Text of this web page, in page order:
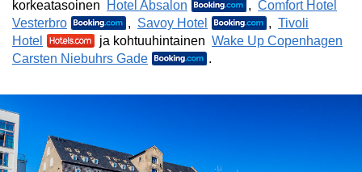
korkeatasoinen
Hotel Absalon , Comfort Hotel
Vesterbro
, Savoy Hotel , Tivoli
Hotel
ja kohtuuhintainen Wake Up Copenhagen
Carsten Niebuhrs Gade
.